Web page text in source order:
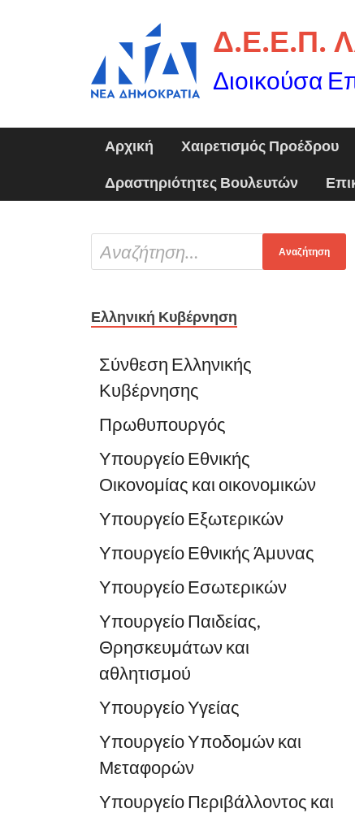
Δ.Ε.Ε.Π.
Διοικούσα
Αρχική Χαιρετισμός Προέδρου
Δραστηριότητες Βουλευτών
Ελληνική Κυβέρνηση
Σύνθεση Ελληνικής
Κυβέρνησης
Πρωθυπουργός
Υπουργείο Εθνικής
Οικονομίας και οικονομικών
Υπουργείο Εξωτερικών
Υπουργείο Εθνικής Άμυνας
Υπουργείο Εσωτερικών
Υπουργείο Παιδείας,
Θρησκευμάτων και
αθλητισμού
Υπουργείο Υγείας
Υπουργείο Υποδομών και
Μεταφορών
Υπουργείο Περιβάλλοντος και